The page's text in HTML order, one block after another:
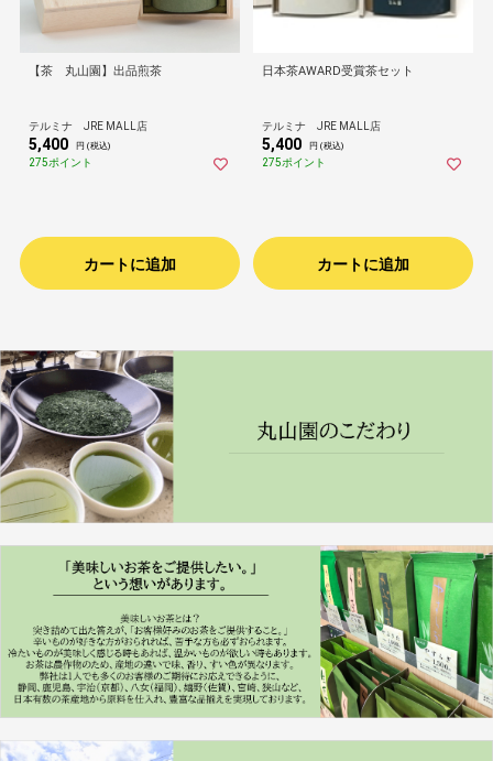
【茶 丸山園】出品煎茶
テルミナ JRE MALL店
5,400 円 (税込)
275ポイント
カートに追加
日本茶AWARD受賞茶セット
テルミナ JRE MALL店
5,400 円 (税込)
275ポイント
カートに追加